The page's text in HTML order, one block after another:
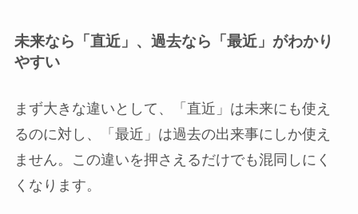
未来なら「直近」、過去なら「最近」がわかり
やすい
まず大きな違いとして、「直近」は未来にも使え
るのに対し、「最近」は過去の出来事にしか使え
ません。この違いを押さえるだけでも混同しにく
くなります。